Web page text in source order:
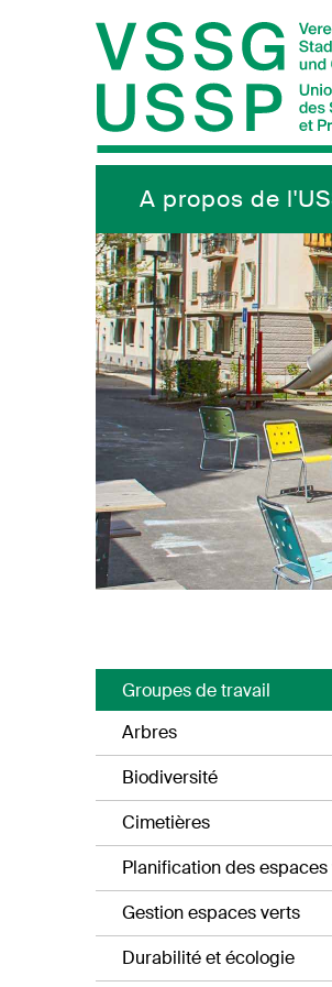
Navigieren in VSSG/
Schnellnavigation
A propos de
Groupes de travail
Arbres
Biodiversité
Cimetières
Planification des espaces
Gestion espaces verts
Durabilité et écologie